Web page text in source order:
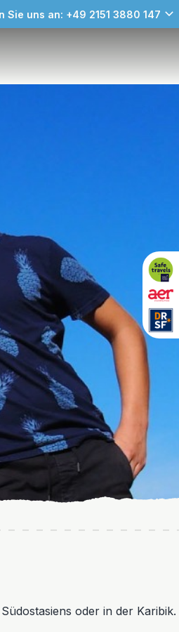
Sie uns an: +49 2151 3880 147
oder in der Karibik.